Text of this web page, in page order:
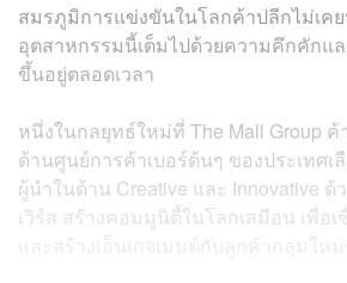
สมรภูมิการแข่งขันในโลกค้าปลีกไม่เค
อุตสาหกรรมนี้เต็มไปด้วยความคึกคักแ
ขึ้นอยู่ตลอดเวลา
หนึ่งในกลยุทธ์ใหม่ที่ The Mall Group
ด้านศูนย์การค้าเบอร์ต้นๆ ของประเทศเ
ผู้นำในด้าน Creative และ Innovative ด้
เวิร์ส สร้างคอมมูนิตี้ในโลกเสมือน เพื่อ
และสร้างเอ็นเกจเมนต์กับลูกค้ากลุ่มใหม่ๆ